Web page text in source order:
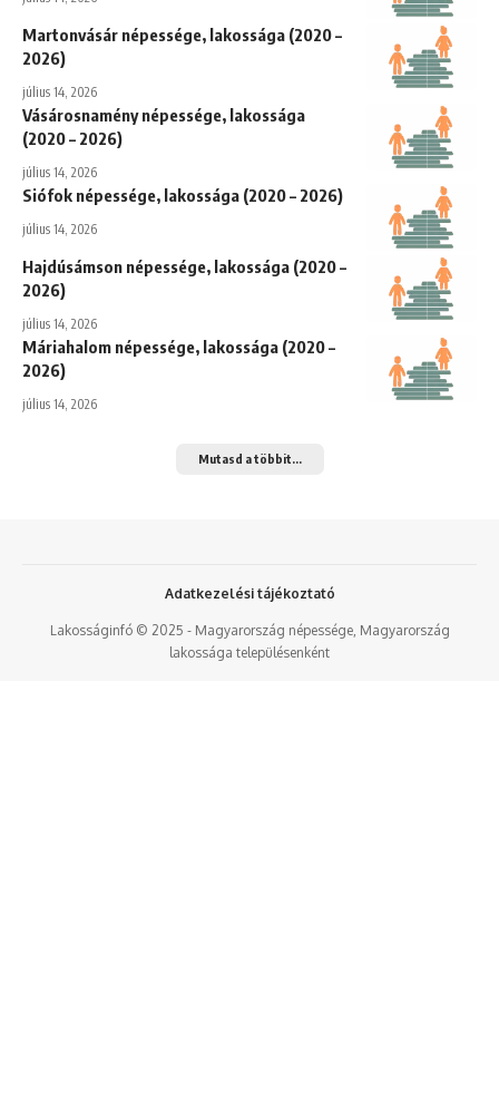
Martonvásár népessége, lakossága (2020 –
2026)
július 14, 2026
Vásárosnamény népessége, lakossága
(2020 – 2026)
július 14, 2026
Siófok népessége, lakossága (2020 – 2026)
július 14, 2026
Hajdúsámson népessége, lakossága (2020 –
2026)
július 14, 2026
Máriahalom népessége, lakossága (2020 –
2026)
július 14, 2026
Mutasd a többit...
Lakosságinfó © 2025 - Magyarország népessége, Magyarország
lakossága településenként
Adatkezelési tájékoztató